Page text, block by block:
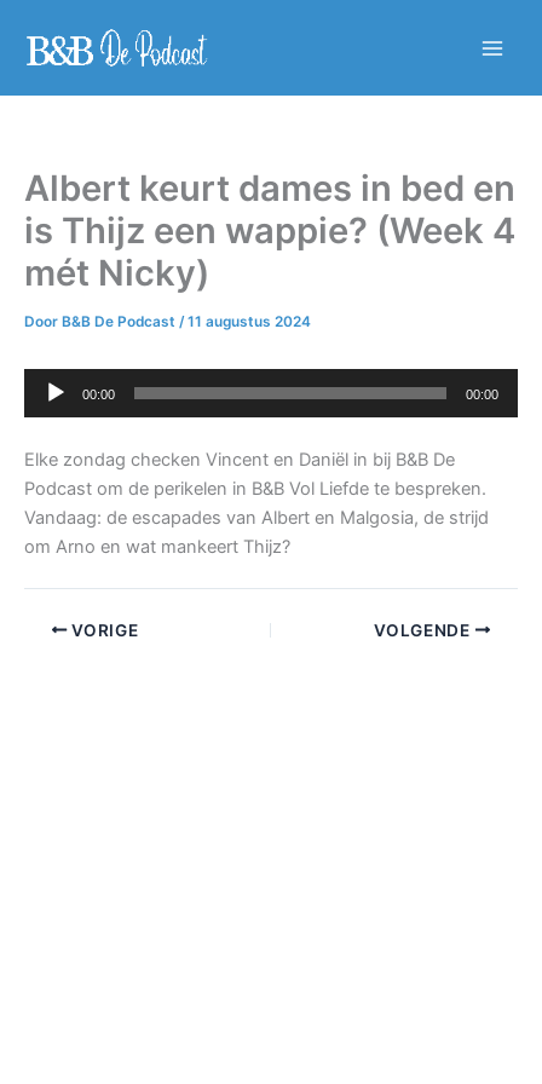
naar
inhoud
Albert keurt dames in bed en
is Thijz een wappie? (Week 4
mét Nicky)
Door B&B De Podcast /11 augustus 2024
Audiospeler
00:00 00:00
Elke zondag checken Vincent en Daniël in bij B&B De
Podcast om de perikelen in B&B Vol Liefde te bespreken.
Vandaag: de escapades van Albert en Malgosia, de strijd
om Arno en wat mankeert Thijz?
VORIGE VOLGENDE